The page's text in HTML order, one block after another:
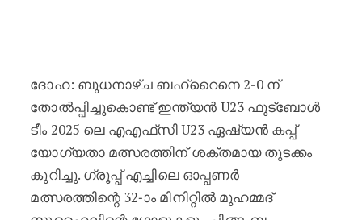
ദോഹ: ബുധനാഴ്ച ബഹ്‌റൈനെ 2-0 ന്
തോൽപ്പിച്ചുകൊണ്ട് ഇന്ത്യൻ U23 ഫുട്ബോൾ
ടീം 2025 ലെ എ‌എഫ്‌സി U23 ഏഷ്യൻ കപ്പ്
യോഗ്യതാ മത്സരത്തിന് ശക്തമായ തുടക്കം
കുറിച്ചു. ഗ്രൂപ്പ് എച്ചിലെ ഓപ്പണർ
മത്സരത്തിന്റെ 32-ാം മിനിറ്റിൽ മുഹമ്മദ്